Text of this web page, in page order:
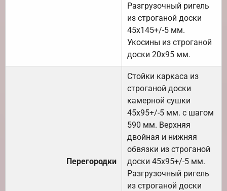
Разгрузочный ригель
из строганой доски
45х145+/-5 мм.
Укосины из строганой
доски 20х95 мм.
Перегородки
Стойки каркаса из
строганой доски
камерной сушки
45х95+/-5 мм. с шагом
590 мм. Верхняя
двойная и нижняя
обвязки из строганой
доски 45х95+/-5 мм.
Разгрузочный ригель
из строганой доски